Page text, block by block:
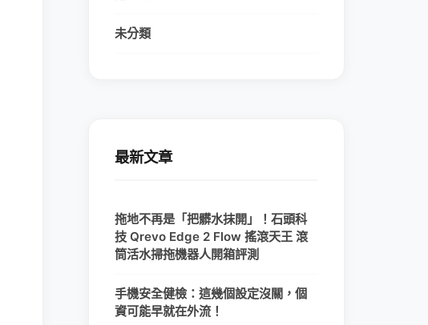
未分類
最新文章
拖地不再是「把髒水抹開」！石頭科
技 Qrevo Edge 2 Flow 搖滾天王 滾
筒活水掃拖機器人開箱評測
手機安全健檢：這幾個設定沒關，個
資可能早就在外流！